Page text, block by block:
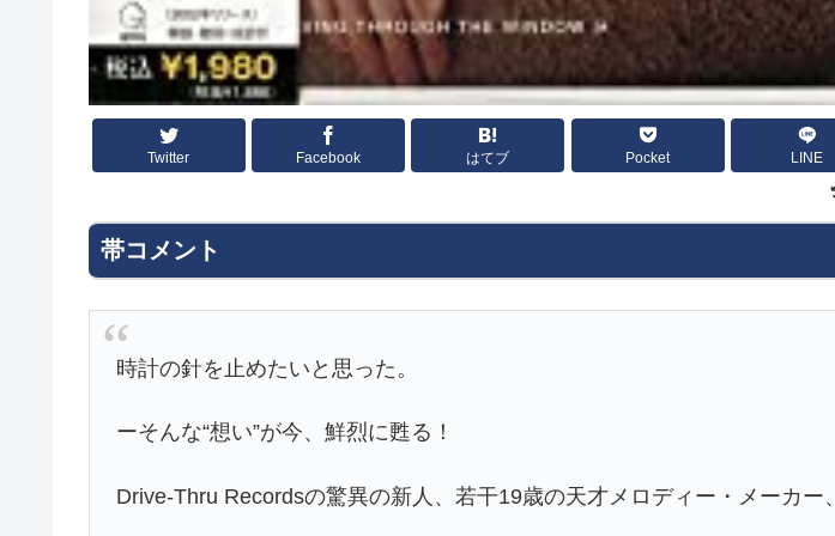
Twitter Facebook はてブ Pocket LINE
帯コメント
時計の針を止めたいと思った。
ーそんな“想い”が今、鮮烈に甦る！
Drive-Thru Recordsの驚異の新人、若干19歳の天才メロディー・メーカー、